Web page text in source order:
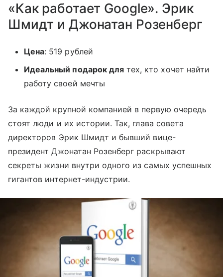
«Как работает Google». Эрик
Шмидт и Джонатан Розенберг
Цена: 519 рублей
Идеальный подарок для тех, кто хочет найти
работу своей мечты
За каждой крупной компанией в первую очередь
стоят люди и их истории. Так, глава совета
директоров Эрик Шмидт и бывший вице-
президент Джонатан Розенберг раскрывают
секреты жизни внутри одного из самых успешных
гигантов интернет-индустрии.